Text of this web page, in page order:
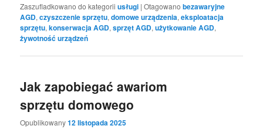
Zaszufladkowano do kategorii usługi |Otagowano bezawaryjne
AGD,czyszczenie sprzętu,domowe urządzenia,eksploatacja
sprzętu,konserwacja AGD,sprzęt AGD,użytkowanie AGD,
żywotność urządzeń
Jak zapobiegać awariom
sprzętu domowego
Opublikowany12 listopada 2025